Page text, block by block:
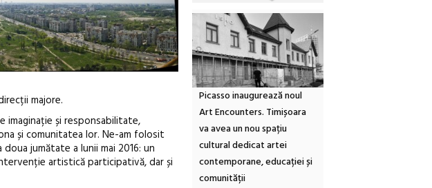
majore.
imaginație și responsabilitate,
și comunitatea lor. Ne-am folosit
jumătate a lunii mai 2016: un
artistică participativă, dar și
Picasso inaugurează noul
Art Encounters. Timișoara
va avea un nou spațiu
cultural dedicat artei
contemporane, educației și
comunității